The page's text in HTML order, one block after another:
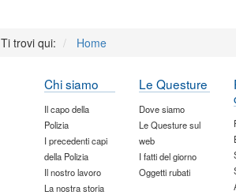
Ti trovi qui: Home
Chi siamo
Il capo della
Polizia
I precedenti capi
della Polizia
Il nostro lavoro
La nostra storia
Le Questure
Dove siamo
Le Questure sul
web
I fatti del giorno
Oggetti rubati